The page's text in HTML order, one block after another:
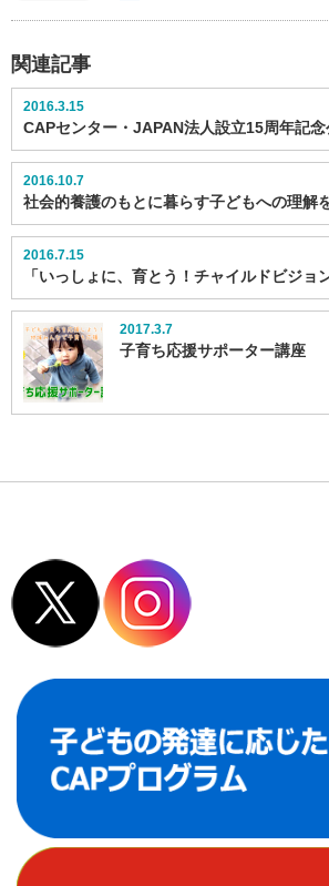
関連記事
2016.3.15
CAPセンター・JAPAN法人設立15周年記
2016.10.7
社会的養護のもとに暮らす子どもへの理解
2016.7.15
「いっしょに、育とう！チャイルドビジョ
2017.3.7
子育ち応援サポーター講座